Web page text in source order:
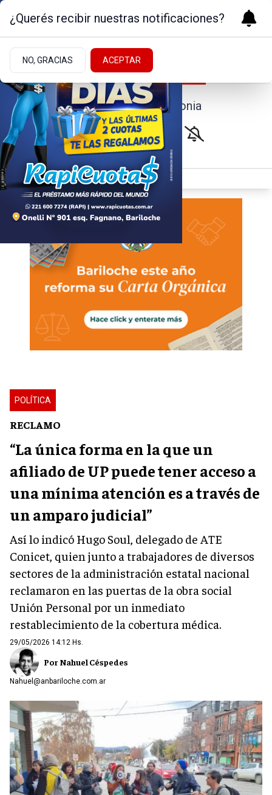
Noticias de la Patagonia
POLÍTICA
RECLAMO
“La única forma en la que un
afiliado de UP puede tener acceso a
una mínima atención es a través de
un amparo judicial”
Así lo indicó Hugo Soul, delegado de ATE
Conicet, quien junto a trabajadores de diversos
sectores de la administración estatal nacional
reclamaron en las puertas de la obra social
Unión Personal por un inmediato
restablecimiento de la cobertura médica.
29/05/2026 14:12 Hs.
Por Nahuel Céspedes
Nahuel@anbariloche.com.ar
¿Querés recibir nuestras notificaciones?
NO, GRACIAS ACEPTAR